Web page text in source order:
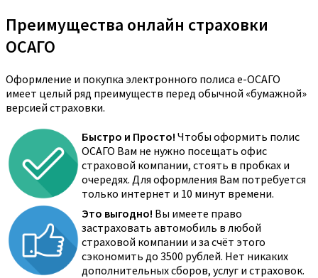
Преимущества онлайн страховки
ОСАГО
Оформление и покупка электронного полиса е-ОСАГО
имеет целый ряд преимуществ перед обычной «бумажной»
версией страховки.
Быстро и Просто! Чтобы оформить полис
ОСАГО Вам не нужно посещать офис
страховой компании, стоять в пробках и
очередях. Для оформления Вам потребуется
только интернет и 10 минут времени.
Это выгодно! Вы имеете право
застраховать автомобиль в любой
страховой компании и за счёт этого
сэкономить до 3500 рублей. Нет никаких
дополнительных сборов, услуг и страховок.